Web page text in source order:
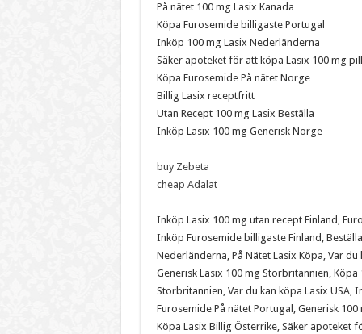
På nätet 100 mg Lasix Kanada
Köpa Furosemide billigaste Portugal
Inköp 100 mg Lasix Nederländerna
Säker apoteket för att köpa Lasix 100 mg
Köpa Furosemide På nätet Norge
Billig Lasix receptfritt
Utan Recept 100 mg Lasix Beställa
Inköp Lasix 100 mg Generisk Norge
buy Zebeta
cheap Adalat
Inköp Lasix 100 mg utan recept Finland,
Inköp Furosemide billigaste Finland,
Nederländerna, På Nätet Lasix Köpa, Var
Generisk Lasix 100 mg Storbritannien,
Storbritannien, Var du kan köpa Lasix USA,
Furosemide På nätet Portugal, Generisk
Köpa Lasix Billig Österrike, Säker apoteket